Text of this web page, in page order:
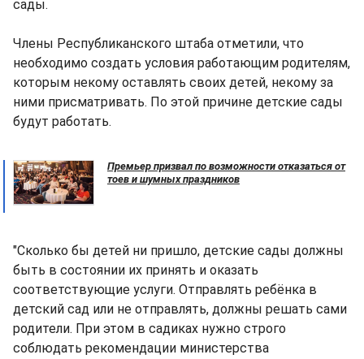
сады.
Члены Республиканского штаба отметили, что
необходимо создать условия работающим родителям,
которым некому оставлять своих детей, некому за
ними присматривать. По этой причине детские сады
будут работать.
Премьер призвал по возможности отказаться от
тоев и шумных праздников
"Сколько бы детей ни пришло, детские сады должны
быть в состоянии их принять и оказать
соответствующие услуги. Отправлять ребёнка в
детский сад или не отправлять, должны решать сами
родители. При этом в садиках нужно строго
соблюдать рекомендации министерства